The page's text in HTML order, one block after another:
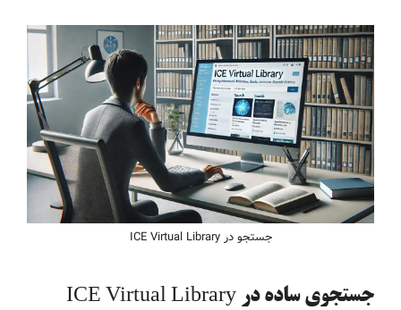
جستجو در ICE Virtual Library
جستجوی ساده در ICE Virtual Library